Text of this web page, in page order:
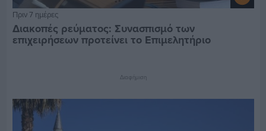
Πριν 7 ημέρες
Διακοπές ρεύματος: Συνασπισμό των
επιχειρήσεων προτείνει το Επιμελητήριο
Διαφήμιση